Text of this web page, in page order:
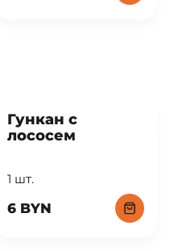
Гункан с
лососем
1 шт.
6 BYN